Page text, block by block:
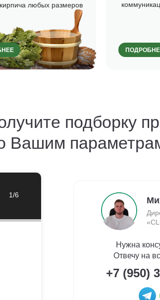
любых размеров
подборку
Вашим
Нужна
Отвечу на
+7 (950)
1/6